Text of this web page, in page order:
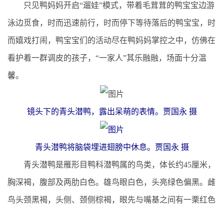
只见鸭妈妈开启“遛娃”模式，带着毛茸茸的鸭宝宝边游
泳边觅食，时而迅速前行，时而停下等待落后的鸭宝宝，时
而嬉戏打闹，鸭宝宝们的活动尽在鸭妈妈掌控之中，仿佛在
看护着一群调皮的孩子， “一家人”其乐融融，场面十分温
馨。
镜头下的青头潜鸭，露出呆萌的表情。贾国永 摄
青头潜鸭将脑袋埋进翅膀中休息。贾国永 摄
青头潜鸭是雁形目鸭科潜鸭属的鸟类，体长约45厘米，
胸深褐，腹部及两肋白色。雄鸟眼白色，头亮绿色偏黑。雌
鸟头颈黑褐，头侧、颈侧棕褐，眼先与嘴基之间有一栗红色